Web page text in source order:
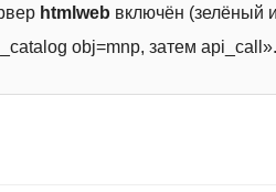
htmlweb включён (зелёный
obj=mnp, затем api_call».